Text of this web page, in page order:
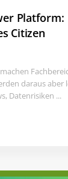
Platform:
Citizen
daraus aber
Datenrisiken ...